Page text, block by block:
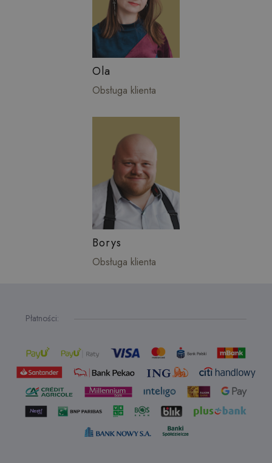
Ola
Obsługa klienta
Borys
Obsługa klienta
Płatności: